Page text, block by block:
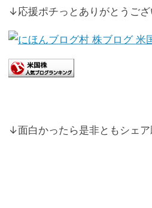
↓応援ポチっとありがとうご
↓面白かったら是非ともシェ